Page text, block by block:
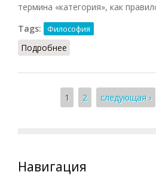
термина «категория», как
Tags:
Философия
Подробнее
Страницы
1 2 следующая ›
Навигация